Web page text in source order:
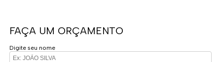
FAÇA UM ORÇAMENTO
Digite seu nome